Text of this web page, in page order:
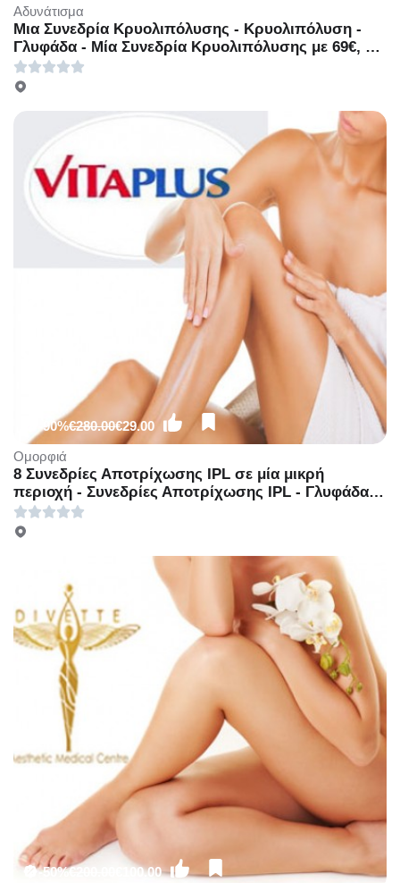
Αδυνάτισμα
Μια Συνεδρία Κρυολιπόλυσης - Κρυολιπόλυση -
Γλυφάδα - Μία Συνεδρία Κρυολιπόλυσης με 69€, ή
Δυο Συνεδρίες Κρυολιπόλυσης με 100€ (Έκπτωση
58%), στο νέο υπερπολυτελές και μοντέρνο χώρο
στην Γλυφάδα!!!
-90%€280.00€29.00
Ομορφιά
8 Συνεδρίες Αποτρίχωσης IPL σε μία μικρή
περιοχή - Συνεδρίες Αποτρίχωσης IPL - Γλυφάδα -
29€ για 8 Συνεδρίες Αποτρίχωσης IPL σε μία μικρή
περιοχή ή 39€ για 8 Συνεδρίες Αποτρίχωσης IPL σε
Αποτρίχωσης IPL σε Full Face ή Full Bikini ή Μέση
ή Ώμους ή 99€ για 8 Συνεδρίες Αποτρίχωσης IPL σε
μία μεγάλη περιοχή ή 169€ για 8 Συνεδρίες
Αποτρίχωσης IPL σε μία πολύ μεγάλη περιοχή
(Έκπτωση 90%), από το «Vita Plus» στη
Γλυφάδα!!!
-50%€200.00 €100.00